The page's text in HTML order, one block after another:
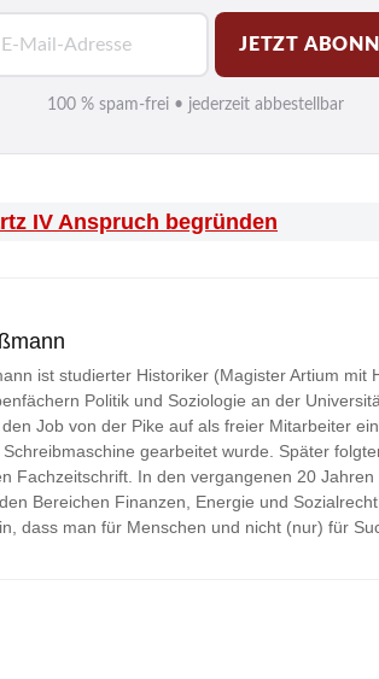
JETZT
100 % spam-frei • jederzeit abbestellbar
IV Anspruch begründen
ist studierter Historiker (Magister Artium mit
Politik und Soziologie an der
Job von der Pike auf als freier Mitarbeiter
gearbeitet wurde. Später
Fachzeitschrift. In den vergangenen 20
Bereichen Finanzen, Energie und
dass man für Menschen und nicht (nur) für